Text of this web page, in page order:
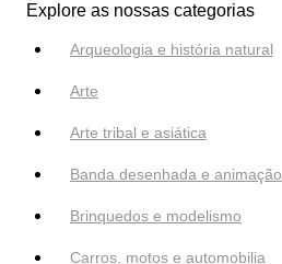
Explore as nossas categorias
Arqueologia e história natural
Arte
Arte tribal e asiática
Banda desenhada e animação
Brinquedos e modelismo
Carros, motos e automobilia